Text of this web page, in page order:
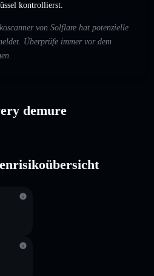
kontrollierst.
von Solflare hat potenzielle
Überprüfe immer vor dem
demure